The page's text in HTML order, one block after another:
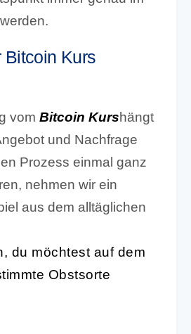
Bitcoin Kurs
vom Bitcoin Kurshängt
und Nachfrage
Prozess einmal ganz
nehmen wir ein
aus dem alltäglichen
du möchtest auf dem
Obstsorte